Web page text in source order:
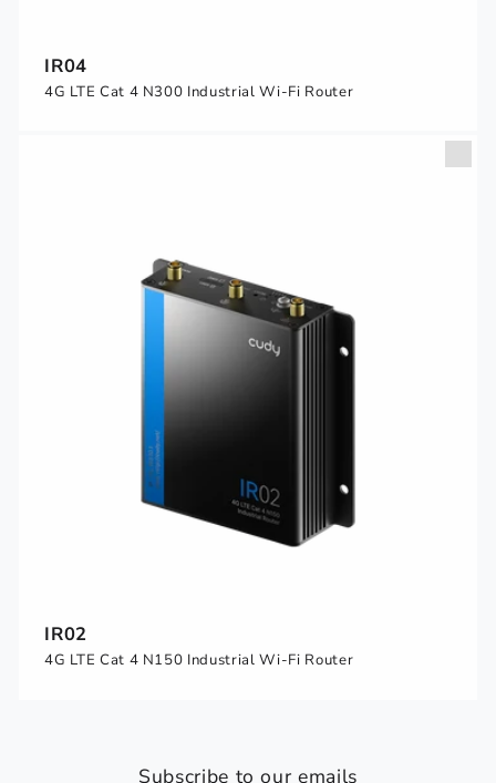
IR04
4G LTE Cat 4 N300 Industrial Wi-Fi Router
IR02
4G LTE Cat 4 N150 Industrial Wi-Fi Router
Subscribe to our emails